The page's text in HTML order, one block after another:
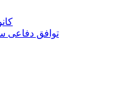
توافق دفاعی